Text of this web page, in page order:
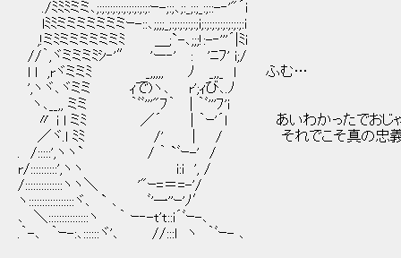
./ﾐﾐﾐミミ､;:;:;:;:;:;:;:;:;:;:ｰ-;:;､;:_;:;_:;::-‐'"´i
lﾐﾐミミミミミミミｰ-::､;;;;_;:;:;:;:;:;i;:;:;:;:;:;:;:;:i
,!ミﾐミミミミミミﾐ ＿;`-､;;;!:-‐'''´|ﾐi
//｀,ヾミミミﾐｼ‐'″ 'ー‐' : 'ﾆﾌ' i;/
l l ,rヾミミﾐ _,,,,, ﾉ _,,_ l ふむ…
',ヽヾ､ヾミミ ｨで)ヽ､ r';ｨび､.ﾉ
ヽ､__,, ミミ ｀ﾞﾞ'''"ﾌ｀ | ｀ﾞ'''ﾌ'i
〃 i l ミﾐ ／´ | ｀ｰ'´l あいわかったでおじ
／ヾ.l ﾐﾐ /' | / それでこそ真の忠義
. /:::::',ヽヽ` / ｀ `ﾞｰ-' /
r/::::::::::',ヽヽ i:i ', /
/::::::::::::::ヽヽ＼ '"ｰ=＝=-'/
ヽ:::::::::::::::::ヾ､ ` ､ ﾞ'一''ｰ'ﾉ′
､ ＼:::::::::::::::ヽ ｀ ｰ‐-t't::i´ﾞｰ-､
.｀-､ ｀ｰ-:､::::::ヾ'､ //:::l ヽ ｀ﾞｰ- ､